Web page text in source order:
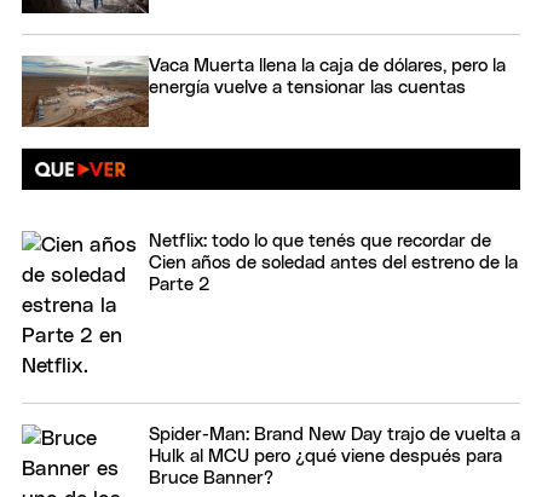
Vaca Muerta llena la caja de dólares, pero la
energía vuelve a tensionar las cuentas
Netflix: todo lo que tenés que recordar de
Cien años de soledad antes del estreno de la
Parte 2
Spider-Man: Brand New Day trajo de vuelta a
Hulk al MCU pero ¿qué viene después para
Bruce Banner?